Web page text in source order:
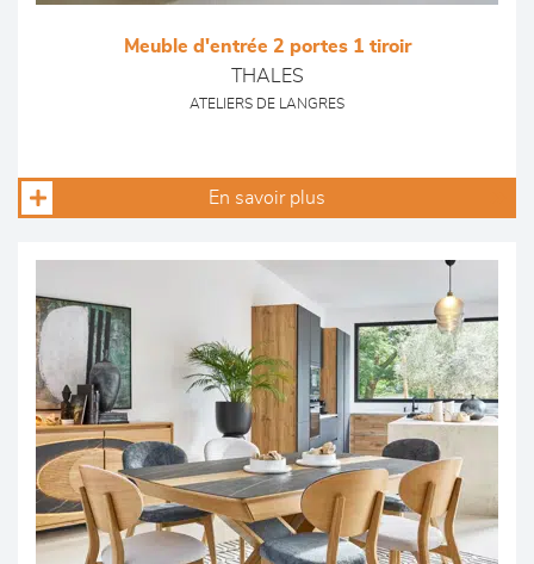
Meuble d'entrée 2 portes 1 tiroir
THALES
ATELIERS DE LANGRES
En savoir plus